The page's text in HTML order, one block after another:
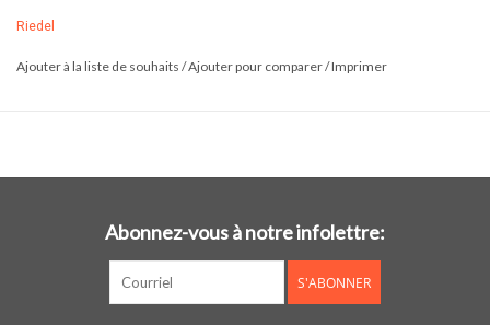
Riedel
Ajouter à la liste de souhaits /Ajouter pour comparer/Imprimer
Abonnez-vous à notre infolettre:
S'ABONNER